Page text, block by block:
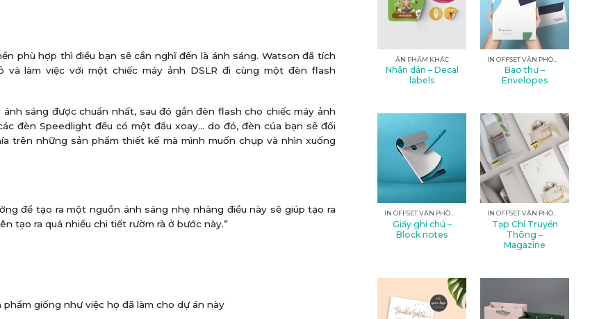
phù hợp thì điều bạn sẽ cần nghĩ đến là ánh sáng. Watson đã tích
làm việc với một chiếc máy ảnh DSLR đi cùng một đèn flash
sáng được chuẩn nhất, sau đó gắn đèn flash cho chiếc máy ảnh
đèn Speedlight đều có một đầu xoay… do đó, đèn của bạn sẽ đối
trên những sản phẩm thiết kế mà mình muốn chụp và nhìn xuống
để tạo ra một nguồn ánh sáng nhẹ nhàng điều này sẽ giúp tạo ra
tạo ra quá nhiều chi tiết rườm rà ở bước này.”
giống như việc họ đã làm cho dự án này
ẤN PHẨM KHÁC
Nhãn dán – Decal
labels
IN OFFSET VĂN PHÒNG
Bao thư –
Envelopes
IN OFFSET VĂN PHÒNG
Giấy ghi chú –
Block notes
IN OFFSET VĂN PHÒNG
Tạp Chí Truyền
Thông –
Magazine